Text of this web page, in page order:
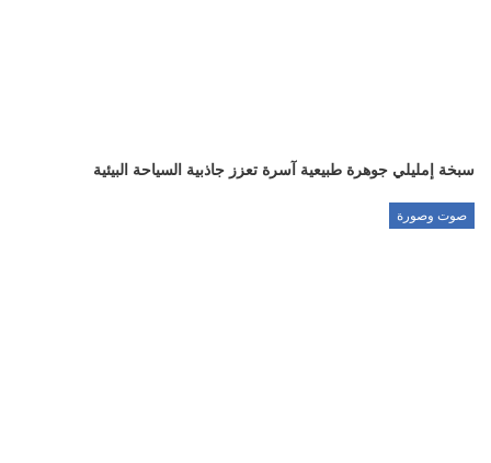
سبخة إمليلي جوهرة طبيعية آسرة تعزز جاذبية السياحة البيئية
صوت وصورة